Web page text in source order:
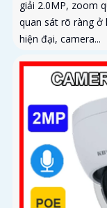
giải 2.0MP, zoom
quan sát rõ ràng ở
hiện đại, camera...